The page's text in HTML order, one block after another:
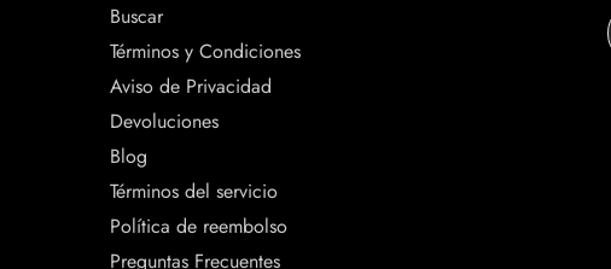
Buscar
Términos y Condiciones
Aviso de Privacidad
Devoluciones
Blog
Términos del servicio
Política de reembolso
Preguntas Frecuentes